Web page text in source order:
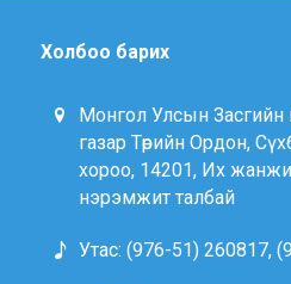
Холбоо барих
Монгол Улсын Засгийн
газар Төрийн Ордон,
хороо, 14201, Их
нэрэмжит талбай
Утас: (976-51) 260817,